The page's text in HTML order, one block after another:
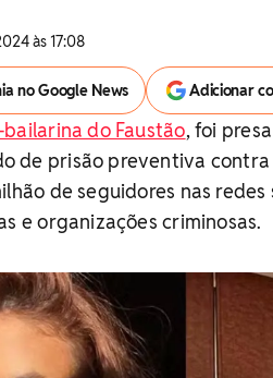
às 17:08
no Google News Adicionar
bailarina do Faustão, foi
de prisão preventiva
de seguidores nas
e organizações criminosas.